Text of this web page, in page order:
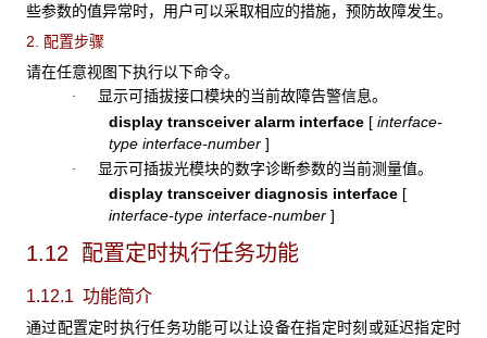
些参数的值异常时，用户可以采取相应的措施，预防故障发生。
2. 配置步骤
请在任意视图下执行以下命令。
· 显示可插拔接口模块的当前故障告警信息。
display transceiver alarm interface [ interface-
type interface-number ]
· 显示可插拔光模块的数字诊断参数的当前测量值。
display transceiver diagnosis interface [
interface-type interface-number ]
1.12 配置定时执行任务功能
1.12.1 功能简介
通过配置定时执行任务功能可以让设备在指定时刻或延迟指定时